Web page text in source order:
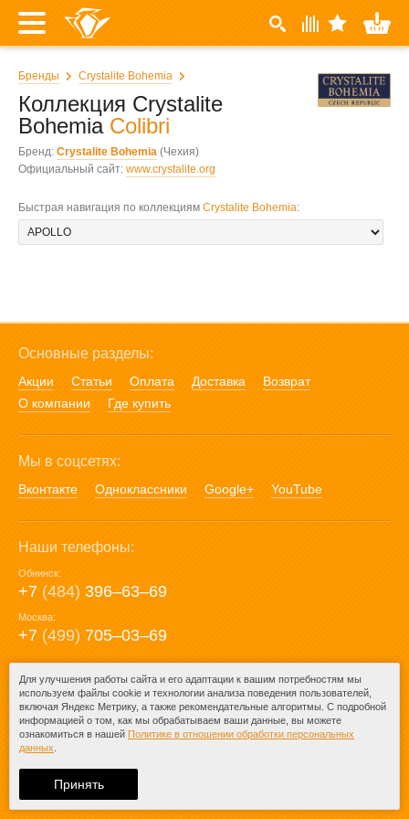
Бренды Crystalite Bohemia
Коллекция Crystalite
Bohemia Colibri
Бренд: Crystalite Bohemia (Чехия)
Официальный сайт: www.crystalite.org
Быстрая навигация по коллекциям Crystalite Bohemia:
Основные разделы:
Акции Статьи Оплата Доставка
Возврат
О компании
Где купить
Мы в соцсетях:
Вконтакте Одноклассники Google+ YouTube
Наши телефоны:
Обнинск:
+7 (484) 396‒63‒69
Москва:
+7 (499) 705‒03‒69
E-mail:
mail@posuda40.ru
При любом копировании информации
ссылка на
Для улучшения работы сайта и его адаптации к вашим потребностям мы
используем файлы cookie и технологии анализа поведения пользователей,
включая Яндекс Метрику, а также рекомендательные алгоритмы. С подробной
информацией о том, как мы обрабатываем ваши данные, вы можете
ознакомиться в нашей Политике в отношении обработки персональных
данных
Принять